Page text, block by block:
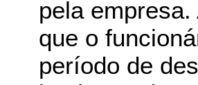
pela
que o
período de